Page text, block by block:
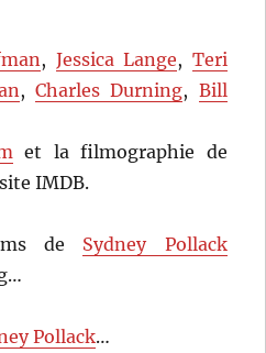
, Jessica Lange, Teri
,Charles Durning, Bill
et la filmographie de
IMDB.
de Sydney Pollack
Pollack…